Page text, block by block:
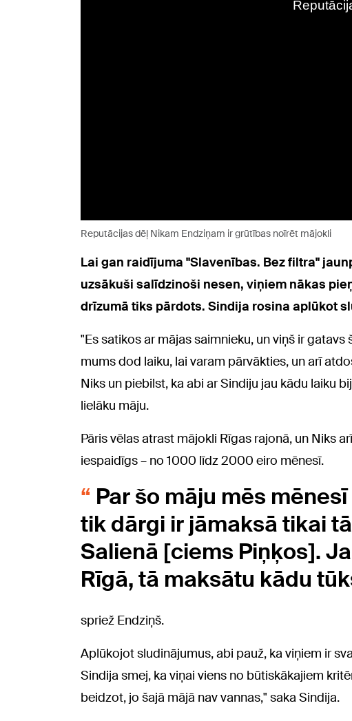
Reputācijas dēļ Nikam Endziņam ir grūtības noīrēt mājokli
Lai gan raidījuma "Slavenības. Bez filtra"
uzsākuši salīdzinoši nesen, viņiem nākas
drīzumā tiks pārdots. Sindija rosina aplūkot
"Es satikos ar mājas saimnieku, un viņš ir
mums dod laiku, lai varam pārvākties, un arī
Niks un piebilst, ka abi ar Sindiju jau kādu laiku
lielāku māju.
Pāris vēlas atrast mājokli Rīgas rajonā, un Niks
iespaidīgs – no 1000 līdz 2000 eiro mēnesī.
Par šo māju mēs
tik dārgi ir jāmaksā tikai
Salienā [ciems Piņķos].
Rīgā, tā maksātu kādu
spriež Endziņš.
Aplūkojot sludinājumus, abi pauž, ka viņiem ir
Sindija smej, ka viņai viens no būtiskākajiem
beidzot, jo šajā mājā nav vannas," saka Sindija.